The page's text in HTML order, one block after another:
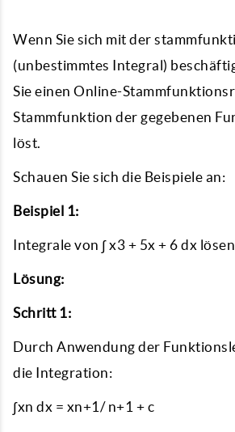
Wenn Sie sich mit der
(unbestimmtes Integral)
Sie einen Online-
Stammfunktion der gegebenen
löst.
Schauen Sie sich die Beispiele an:
Beispiel 1:
Integrale von ∫ x3 + 5x + 6 dx
Lösung:
Schritt 1:
Durch Anwendung der
die Integration:
∫xn dx = xn+1/ n+1 + c